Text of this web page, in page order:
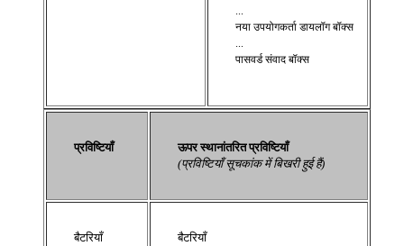
नया उपयोगकर्ता डायलॉग बॉक्स
पासवर्ड संवाद बॉक्स
प्रविष्टियाँ
ऊपर स्थानांतरित प्रविष्टियाँ
(प्रविष्टियाँ सूचकांक में बिखरी हुई हैं)
बैटरियाँ बैटरियाँ